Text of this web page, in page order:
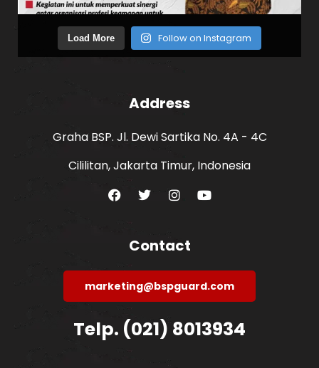
Load More Follow on Instagram
Address
Graha BSP. Jl. Dewi Sartika No. 4A - 4C
Cililitan, Jakarta Timur, Indonesia
Contact
marketing@bspguard.com
Telp. (021) 8013934